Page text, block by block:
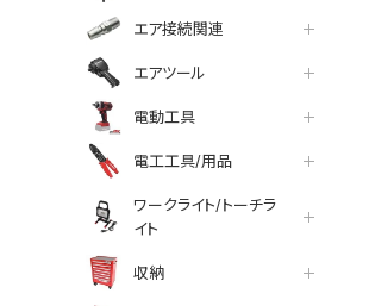
エア接続関連
エアツール
電動工具
電工工具/用品
ワークライト/トーチラ
イト
収納